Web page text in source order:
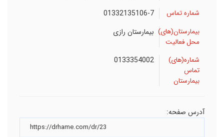
شماره تماس 01332135106-7
بیمارستان(های)
محل فعالیت
بیمارستان رازی
شماره(های)
تماس
بیمارستان
0133354002
آدرس صفحه: